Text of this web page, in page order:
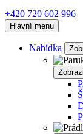
+420 720 602 996
Hlavní menu
Nabídka